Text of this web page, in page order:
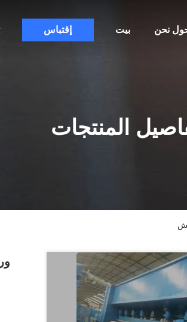
بيت نحن إقتباس
المنتجات